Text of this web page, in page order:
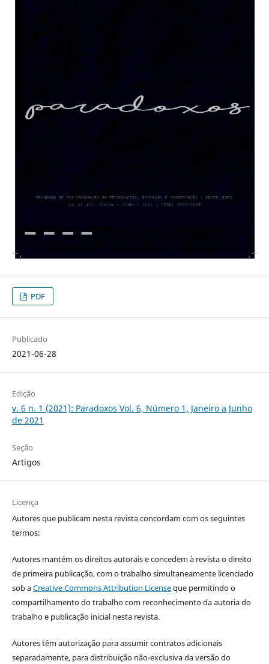
PDF
Publicado
2021-06-28
Edição
v. 6 n. 1 (2021): Paradoxos Vol. 6, Número 1, Janeiro a Junho
de 2021
Seção
Artigos
Licença
Autores que publicam nesta revista concordam com os seguintes
termos:
Autores mantém os direitos autorais e concedem à revista o direito
de primeira publicação, com o trabalho simultaneamente licenciado
sob aCreative Commons Attribution Licenseque permitindo o
compartilhamento do trabalho com reconhecimento da autoria do
trabalho e publicação inicial nesta revista.
Autores têm autorização para assumir contratos adicionais
separadamente, para distribuição não-exclusiva da versão do